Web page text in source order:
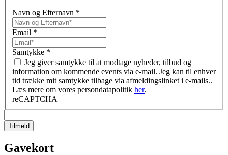
Navn og Efternavn *
Email *
Samtykke *
Jeg giver samtykke til at modtage nyheder, tilbud og
information om kommende events via e-mail. Jeg kan til enhver
tid trække mit samtykke tilbage via afmeldingslinket i e-mails..
Læs mere om vores persondatapolitik her.
reCAPTCHA
Tilmeld
Gavekort